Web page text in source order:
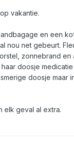
vakantie.
en een
nou net gebeurt.
zonnebrand
doosje
doosje
elk geval al extra.